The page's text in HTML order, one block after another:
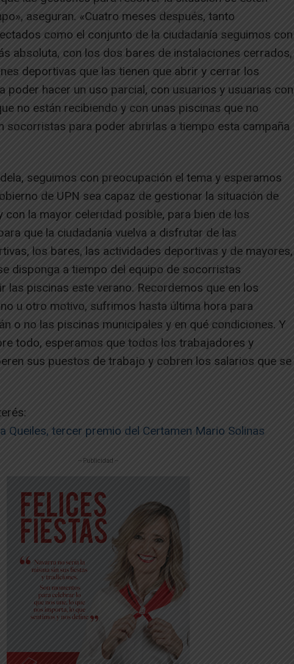
aseguran. «Cuatro meses después, tanto
como el conjunto de la ciudadanía seguimos con
absoluta, con los dos bares de instalaciones cerrados,
deportivas que las tienen que abrir y cerrar los
poder hacer un uso parcial, con usuarios y usuarias con
no están recibiendo y con unas piscinas que no
socorristas para poder abrirlas a tiempo esta campaña
seguimos con preocupación el tema y esperamos
de UPN sea capaz de gestionar la situación de
con la mayor celeridad posible, para bien de los
que la ciudadanía vuelva a disfrutar de las
los bares, las actividades deportivas y de mayores,
disponga a tiempo del equipo de socorristas
las piscinas este verano. Recordemos que en los
u otro motivo, sufrimos hasta última hora para
o no las piscinas municipales y en qué condiciones. Y
todo, esperamos que todos los trabajadores y
sus puestos de trabajo y cobren los salarios que se
Queiles, tercer premio del Certamen Mario Solinas
-- Publicidad --